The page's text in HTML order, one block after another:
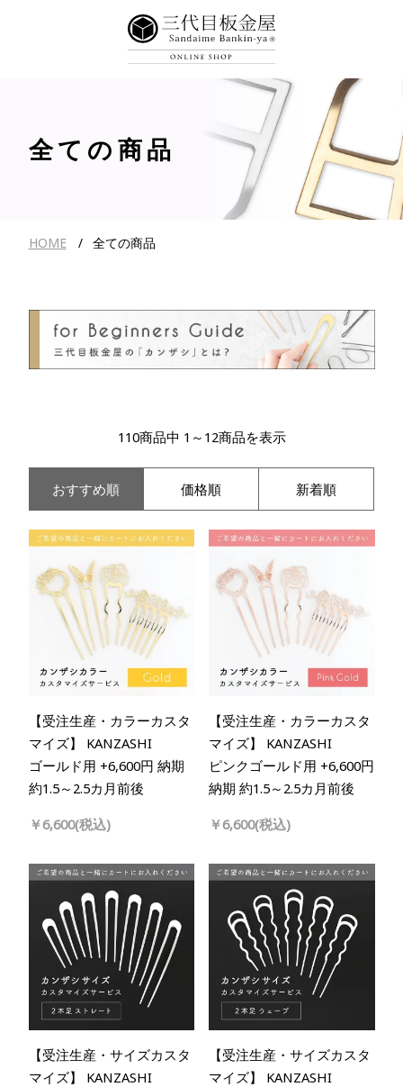
全ての商品
HOME 全ての商品
110商品中 1～12商品を表示
おすすめ順 価格順 新着順
【受注生産・カラーカスタ
マイズ】 KANZASHI
ゴールド用 +6,600円 納期
約1.5～2.5カ月前後
￥6,600(税込)
【受注生産・カラーカスタ
マイズ】 KANZASHI
ピンクゴールド用 +6,600円
納期 約1.5～2.5カ月前後
￥6,600(税込)
【受注生産・サイズカスタ
マイズ】 KANZASHI
【受注生産・サイズカスタ
マイズ】 KANZASHI